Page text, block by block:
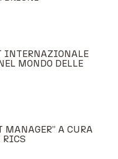
INTERNAZIONALE
MONDO DELLE
MANAGER” A CURA
RICS